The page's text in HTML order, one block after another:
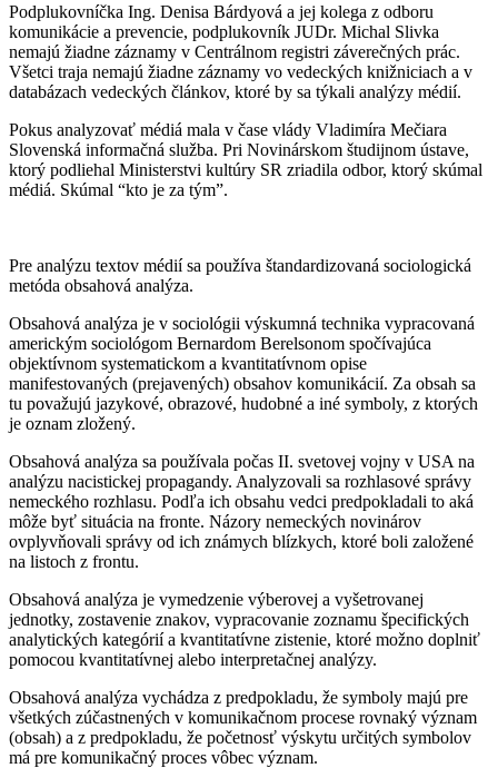
Podplukovníčka Ing. Denisa Bárdyová a jej kolega z odboru
komunikácie a prevencie, podplukovník JUDr. Michal Slivka
nemajú žiadne záznamy v Centrálnom registri záverečných prác.
Všetci traja nemajú žiadne záznamy vo vedeckých knižniciach a v
databázach vedeckých článkov, ktoré by sa týkali analýzy médií.
Pokus analyzovať médiá mala v čase vlády Vladimíra Mečiara
Slovenská informačná služba. Pri Novinárskom študijnom ústave,
ktorý podliehal Ministerstvi kultúry SR zriadila odbor, ktorý skúmal
médiá. Skúmal “kto je za tým”.
Pre analýzu textov médií sa používa štandardizovaná sociologická
metóda obsahová analýza.
Obsahová analýza je v sociológii výskumná technika vypracovaná
americkým sociológom Bernardom Berelsonom spočívajúca
objektívnom systematickom a kvantitatívnom opise
manifestovaných (prejavených) obsahov komunikácií. Za obsah sa
tu považujú jazykové, obrazové, hudobné a iné symboly, z ktorých
je oznam zložený.
Obsahová analýza sa používala počas II. svetovej vojny v USA na
analýzu nacistickej propagandy. Analyzovali sa rozhlasové správy
nemeckého rozhlasu. Podľa ich obsahu vedci predpokladali to aká
môže byť situácia na fronte. Názory nemeckých novinárov
ovplyvňovali správy od ich známych blízkych, ktoré boli založené
na listoch z frontu.
Obsahová analýza je vymedzenie výberovej a vyšetrovanej
jednotky, zostavenie znakov, vypracovanie zoznamu špecifických
analytických kategórií a kvantitatívne zistenie, ktoré možno doplniť
pomocou kvantitatívnej alebo interpretačnej analýzy.
Obsahová analýza vychádza z predpokladu, že symboly majú pre
všetkých zúčastnených v komunikačnom procese rovnaký význam
(obsah) a z predpokladu, že početnosť výskytu určitých symbolov
má pre komunikačný proces vôbec význam.